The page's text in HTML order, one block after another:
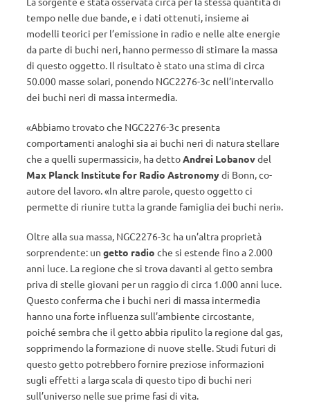
tempo nelle due bande, e i dati ottenuti, insieme ai
modelli teorici per l’emissione in radio e nelle alte energie
da parte di buchi neri, hanno permesso di stimare la massa
di questo oggetto. Il risultato è stato una stima di circa
50.000 masse solari, ponendo NGC2276-3c nell’intervallo
dei buchi neri di massa intermedia.
«Abbiamo trovato che NGC2276-3c presenta
comportamenti analoghi sia ai buchi neri di natura stellare
che a quelli supermassici», ha dettoAndrei Lobanovdel
Max Planck Institute for Radio Astronomydi Bonn, co-
autore del lavoro. «In altre parole, questo oggetto ci
permette di riunire tutta la grande famiglia dei buchi neri».
Oltre alla sua massa, NGC2276-3c ha un’altra proprietà
sorprendente: un getto radio che si estende fino a 2.000
anni luce. La regione che si trova davanti al getto sembra
priva di stelle giovani per un raggio di circa 1.000 anni luce.
Questo conferma che i buchi neri di massa intermedia
hanno una forte influenza sull’ambiente circostante,
poiché sembra che il getto abbia ripulito la regione dal gas,
sopprimendo la formazione di nuove stelle. Studi futuri di
questo getto potrebbero fornire preziose informazioni
sugli effetti a larga scala di questo tipo di buchi neri
sull’universo nelle sue prime fasi di vita.